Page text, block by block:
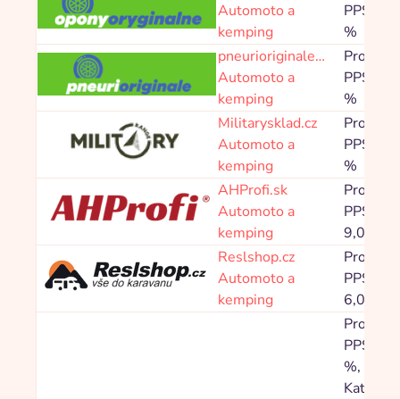
Automoto a
kemping
PPS
%
pneurioriginale…
Automoto a
kemping
Provize
PPS
%
Militarysklad.cz
Automoto a
kemping
Provize
PPS
%
AHProfi.sk
Automoto a
kemping
Provize
PPS
9,00 %
Reslshop.cz
Automoto a
kemping
Provize
PPS
6,00 %
Provize
PPS
%,